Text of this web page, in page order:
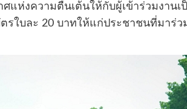
แห่งความตื่นเต้นให้กับผู้เข้าร่วมงานเ
ใบละ 20 บาทให้แก่ประชาชนที่มาร่ว